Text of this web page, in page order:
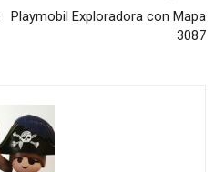
Playmobil Exploradora con Mapa
3087